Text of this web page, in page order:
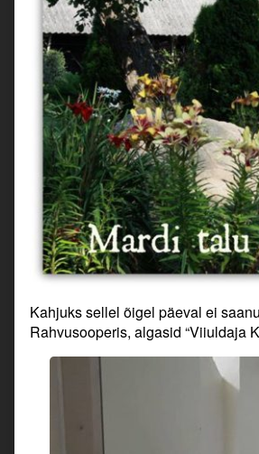
Kahjuks sellel õigel päeval ei
Rahvusooperis, algasid “Viiuldaja